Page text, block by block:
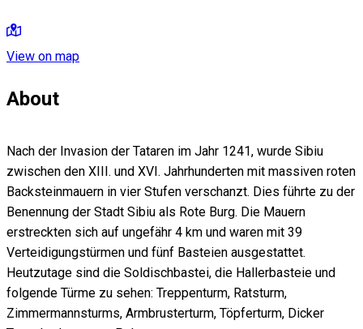
View on map
About
Nach der Invasion der Tataren im Jahr 1241, wurde Sibiu
zwischen den XIII. und XVI. Jahrhunderten mit massiven roten
Backsteinmauern in vier Stufen verschanzt. Dies führte zu der
Benennung der Stadt Sibiu als Rote Burg. Die Mauern
erstreckten sich auf ungefähr 4 km und waren mit 39
Verteidigungstürmen und fünf Basteien ausgestattet.
Heutzutage sind die Soldischbastei, die Hallerbasteie und
folgende Türme zu sehen: Treppenturm, Ratsturm,
Zimmermannsturms, Armbrusterturm, Töpferturm, Dicker